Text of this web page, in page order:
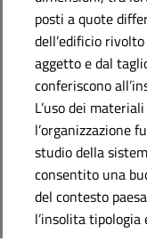
posti a quote
dell’edificio
aggetto e dal
conferiscono
L’uso dei
l’organizzazione
studio della
consentito una
del contesto
l’insolita tipologia